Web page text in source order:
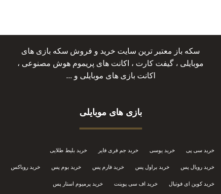
سکه باز معتبر ترین سایت خرید و فروش سکه بازی های
موبایلی ، گیفت کارت ، اکانت های پریموم هوش مصنوعی ،
اکانت بازی های موبایلی و ...
بازی های موبایلی
خرید سی پی خرید یوسی خرید جم فری فایر خرید بلیط طلایی
خرید رویال پس خرید براول پس خرید فارم پس خرید بوم پس خرید روباکس
خرید کوین ای فوتبال خرید اف سی پوینت خرید پرمیوم استار پس